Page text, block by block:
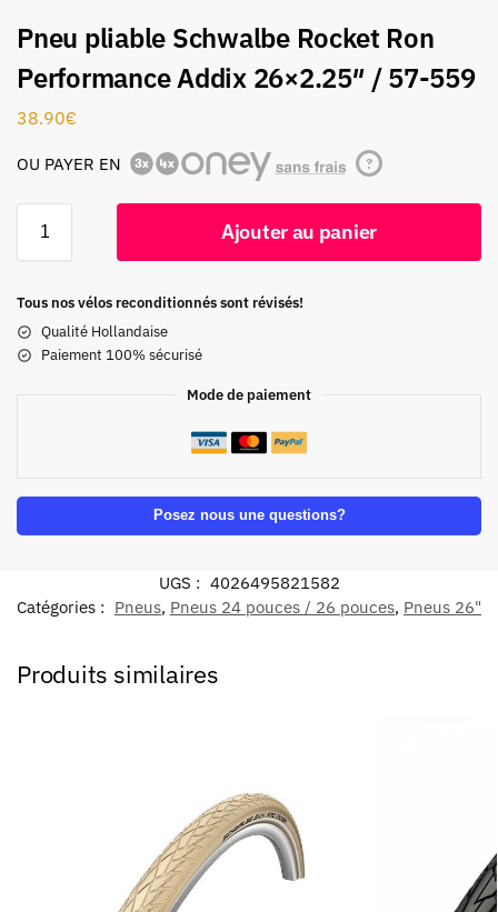
Pneu pliable Schwalbe Rocket Ron
Performance Addix 26×2.25″ / 57-559
38.90€
OU PAYER EN ?
Ajouter au panier
Tous nos vélos reconditionnés sont révisés!
Qualité Hollandaise
Paiement 100% sécurisé
Mode de paiement
Posez nous une questions?
UGS : 4026495821582
Catégories : Pneus, Pneus 24 pouces / 26 pouces, Pneus 26"
Produits similaires